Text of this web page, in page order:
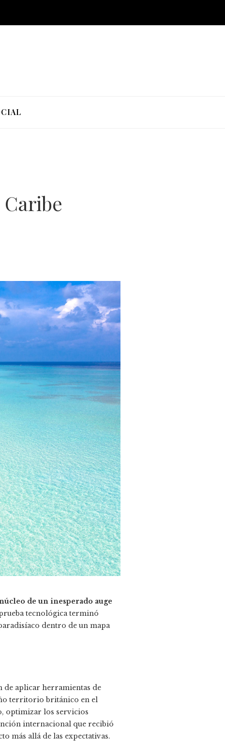
de un inesperado auge
tecnológica terminó
dentro de un mapa
de aplicar herramientas de
territorio británico en el
optimizar los servicios
internacional que recibió
más allá de las expectativas.